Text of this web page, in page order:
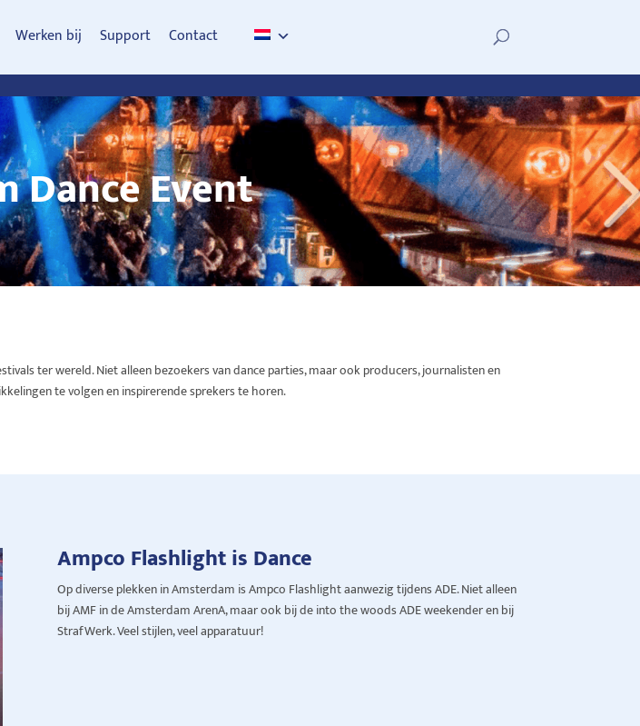
Werken bij Support Contact
Dance Event
ter wereld. Niet alleen bezoekers van dance parties, maar ook producers, journalisten en
te volgen en inspirerende sprekers te horen.
Ampco Flashlight is Dance
Op diverse plekken in Amsterdam is Ampco Flashlight aanwezig tijdens ADE. Niet alleen
bij AMF in de Amsterdam ArenA, maar ook bij de into the woods ADE weekender en bij
StrafWerk. Veel stijlen, veel apparatuur!